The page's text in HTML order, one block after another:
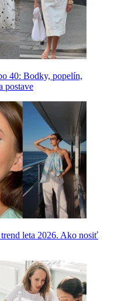
40: Bodky, popelín,
postave
leta 2026. Ako nosiť